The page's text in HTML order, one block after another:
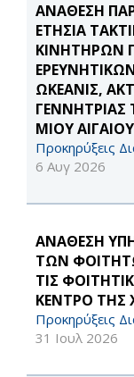
ΑΝΑΘΕΣΗ
ΕΤΗΣΙΑ
ΚΙΝΗΤΗΡΩΝ
ΩΚΕΑΝΙΣ,
ΓΕΝΝΗΤΡΙΑΣ
ΜΙΟΥ
Προκηρύξεις
6 Αυγ 2026
ΑΝΑΘΕΣΗ
ΤΩΝ
ΤΙΣ
ΚΕΝΤΡΟ ΤΗΣ
Προκηρύξεις
31 Ιουλ 2026